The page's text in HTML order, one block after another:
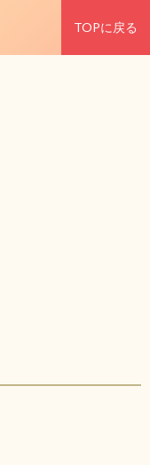
TOPに戻る